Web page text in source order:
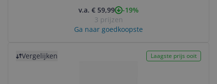
v.a. € 59,99
-19%
3 prijzen
Ga naar goedkoopste
Vergelijken Laagste prijs ooit